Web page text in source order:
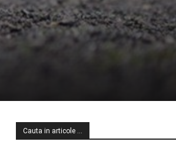
Cauta in articole …